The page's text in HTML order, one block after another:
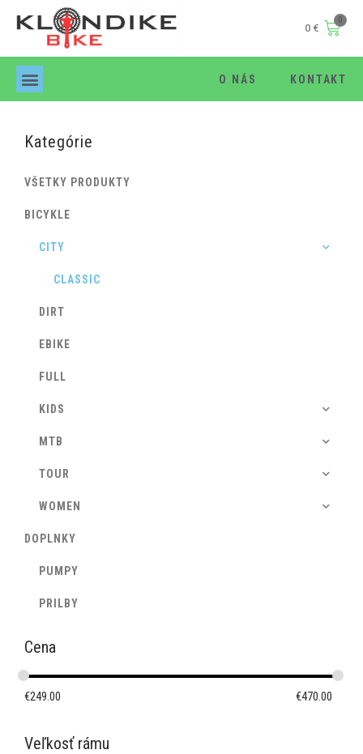
0 €
O NÁS KONTAKT
Kategórie
VŠETKY PRODUKTY
BICYKLE
CITY
CLASSIC
DIRT
EBIKE
FULL
KIDS
MTB
TOUR
WOMEN
DOPLNKY
PUMPY
PRILBY
Cena
€249.00 €470.00
Veľkosť rámu